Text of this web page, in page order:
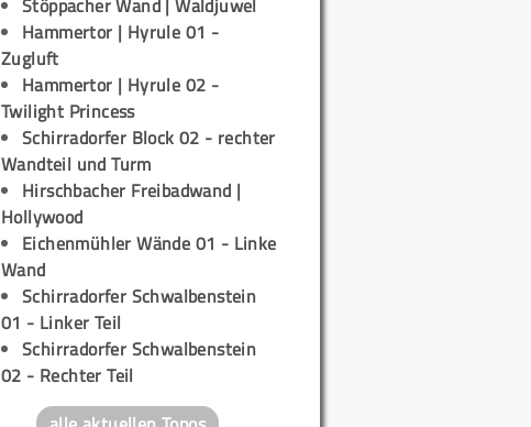
Stöppacher Wand | Waldjuwel
Hammertor | Hyrule 01 -
Zugluft
Hammertor | Hyrule 02 -
Twilight Princess
Schirradorfer Block 02 - rechter
Wandteil und Turm
Hirschbacher Freibadwand |
Hollywood
Eichenmühler Wände 01 - Linke
Wand
Schirradorfer Schwalbenstein
01 - Linker Teil
Schirradorfer Schwalbenstein
02 - Rechter Teil